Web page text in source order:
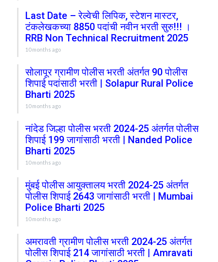
Last Date – रेल्वेची लिपिक, स्टेशन मास्टर,
टंकलेखकच्या 8850 पदांची नवीन भरती सुरु!!! ।
RRB Non Technical Recruitment 2025
10 months ago
सोलापूर ग्रामीण पोलीस भरती अंतर्गत 90 पोलीस
शिपाई पदांसाठी भरती | Solapur Rural Police
Bharti 2025
10 months ago
नांदेड जिल्हा पोलीस भरती 2024-25 अंतर्गत पोलीस
शिपाई 199 जागांसाठी भरती | Nanded Police
Bharti 2025
10 months ago
मुंबई पोलीस आयुक्तालय भरती 2024-25 अंतर्गत
पोलीस शिपाई 2643 जागांसाठी भरती | Mumbai
Police Bharti 2025
10 months ago
अमरावती ग्रामीण पोलीस भरती 2024-25 अंतर्गत
पोलीस शिपाई 214 जागांसाठी भरती | Amravati